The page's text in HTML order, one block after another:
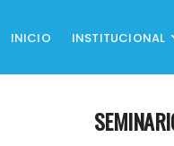
INICIO INSTITUCIONAL